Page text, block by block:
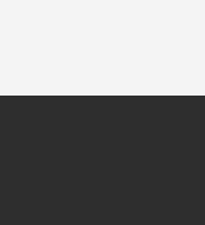
voor